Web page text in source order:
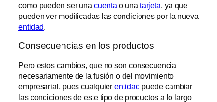
como pueden ser una cuenta o una tarjeta, ya que
pueden ver modificadas las condiciones por la nueva
entidad.
Consecuencias en los productos
Pero estos cambios, que no son consecuencia
necesariamente de la fusión o del movimiento
empresarial, pues cualquierentidad puede cambiar
las condiciones de este tipo de productos a lo largo